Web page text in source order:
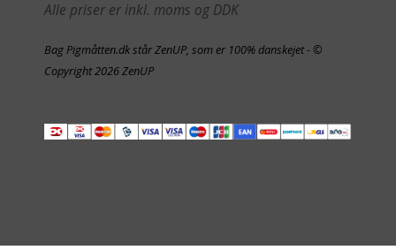
Alle priser er inkl. moms og DDK
Bag Pigmåtten.dk står ZenUP, som er 100% danskejet - ©
Copyright 2026 ZenUP